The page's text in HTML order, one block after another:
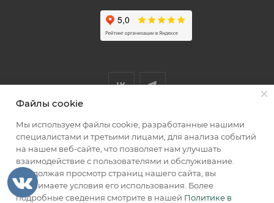
Мы принимаем к оплате
2026 © КИИК МАРКЕТ
Файлы cookie
Мы используем файлы cookie, разработанные нашими
специалистами и третьими лицами, для анализа событий
на нашем веб-сайте, что позволяет нам улучшать
взаимодействие с пользователями и обслуживание.
Продолжая просмотр страниц нашего сайта, вы
принимаете условия его использования. Более
подробные сведения смотрите в нашей Политике в